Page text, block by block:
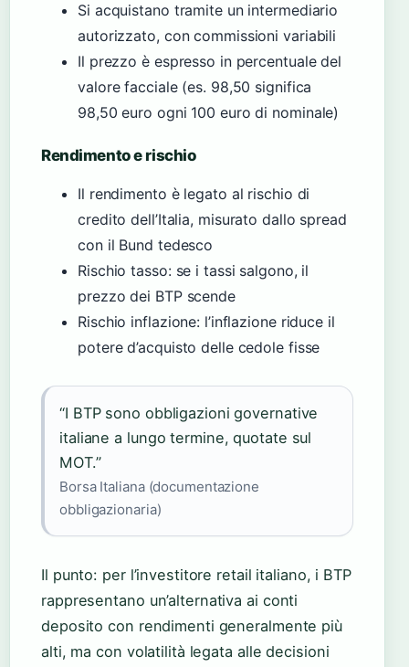
Si acquistano tramite un intermediario
autorizzato, con commissioni variabili
Il prezzo è espresso in percentuale del
valore facciale (es. 98,50 significa
98,50 euro ogni 100 euro di nominale)
Rendimento e rischio
Il rendimento è legato al rischio di
credito dell’Italia, misurato dallo spread
con il Bund tedesco
Rischio tasso: se i tassi salgono, il
prezzo dei BTP scende
Rischio inflazione: l’inflazione riduce il
potere d’acquisto delle cedole fisse
“I BTP sono obbligazioni governative
italiane a lungo termine, quotate sul
MOT.”
Borsa Italiana (documentazione
obbligazionaria)
Il punto: per l’investitore retail italiano, i BTP
rappresentano un’alternativa ai conti
deposito con rendimenti generalmente più
alti, ma con volatilità legata alle decisioni